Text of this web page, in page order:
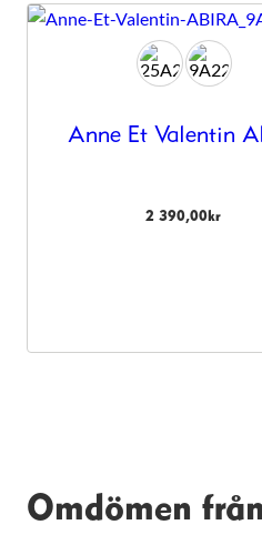
Anne Et Valentin
2 390,00 kr
Omdömen